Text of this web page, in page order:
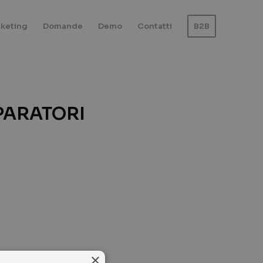
Domande Demo Contatti B2B